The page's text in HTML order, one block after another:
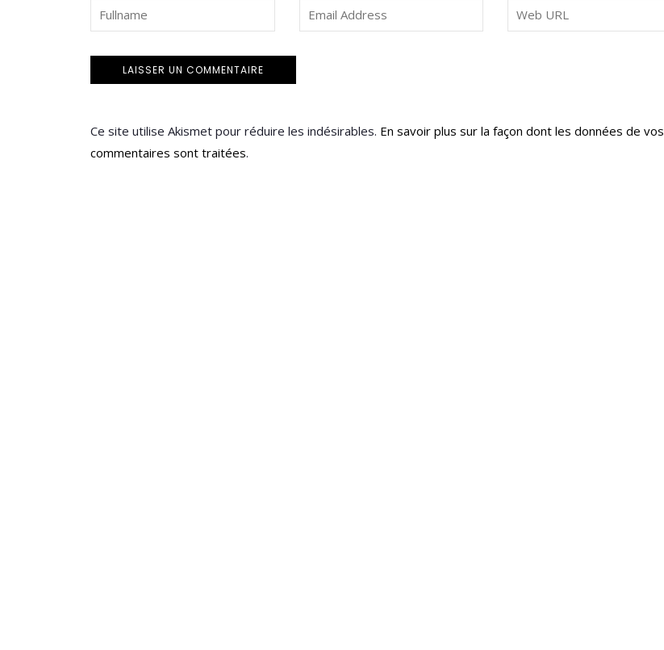
Ce site utilise Akismet pour réduire les indésirables. En savoir plus sur la façon dont les données de vos
commentaires sont traitées.